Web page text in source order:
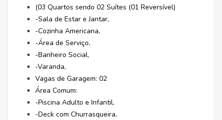
(03 Quartos sendo 02 Suítes (01 Reversível)
-Sala de Estar e Jantar,
-Cozinha Americana,
-Área de Serviço,
-Banheiro Social,
-Varanda,
Vagas de Garagem: 02
Área Comum:
-Piscina Adulto e Infantil,
-Deck com Churrasqueira,